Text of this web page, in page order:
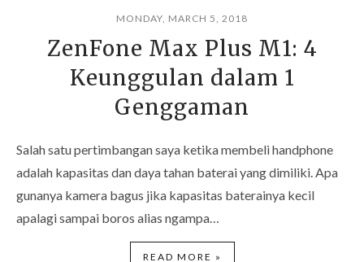
MONDAY, MARCH 5, 2018
ZenFone Max Plus M1: 4
Keunggulan dalam 1
Genggaman
Salah satu pertimbangan saya ketika membeli handphone
adalah kapasitas dan daya tahan baterai yang dimiliki. Apa
gunanya kamera bagus jika kapasitas baterainya kecil
apalagi sampai boros alias ngampa…
READ MORE »